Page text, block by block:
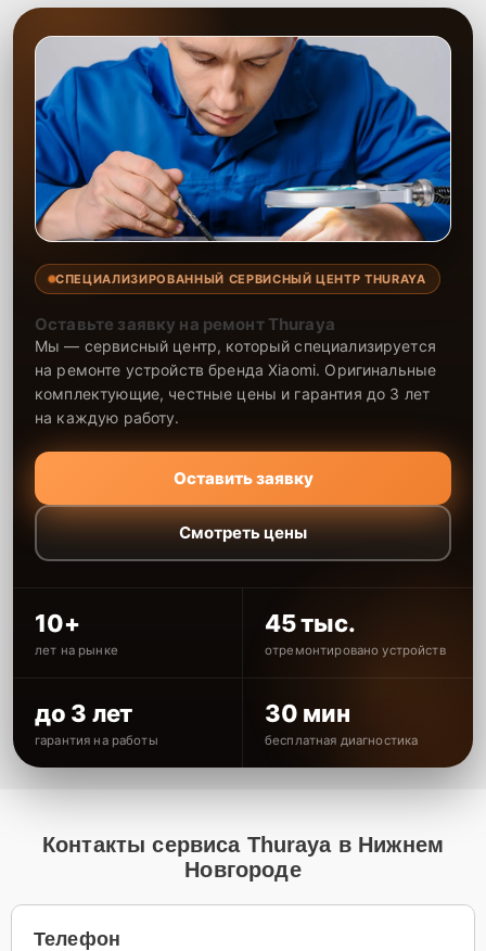
СПЕЦИАЛИЗИРОВАННЫЙ СЕРВИСНЫЙ ЦЕНТР THURAYA
Оставьте заявку на ремонт Thuraya
Мы — сервисный центр, который специализируется
на ремонте устройств бренда Xiaomi. Оригинальные
комплектующие, честные цены и гарантия до 3 лет
на каждую работу.
Оставить заявку
Смотреть цены
10+
лет на рынке
45 тыс.
отремонтировано устройств
до 3 лет
гарантия на работы
30 мин
бесплатная диагностика
Контакты сервиса Thuraya в Нижнем
Новгороде
Телефон